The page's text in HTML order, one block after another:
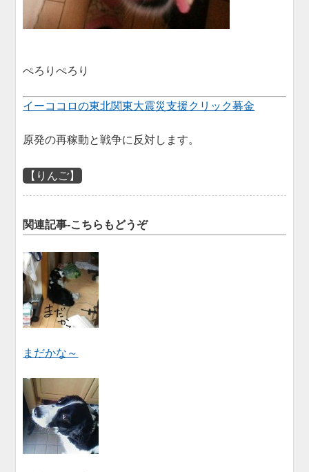
ぺろりぺろり
イーココロの東北関東大震災支援クリック募金
原発の再稼動と戦争に反対します。
【りんご】
関連記事-こちらもどうぞ
まだかな～